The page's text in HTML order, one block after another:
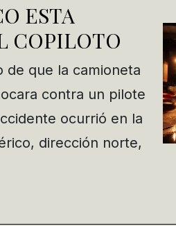
ESTA
COPILOTO
de que la camioneta
contra un pilote
ocurrió en la
dirección norte,